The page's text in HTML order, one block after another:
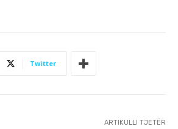
Twitter
ARTIKULLI TJETËR